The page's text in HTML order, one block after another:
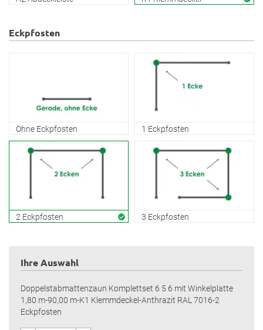
Eckpfosten
Ohne Eckpfosten 1 Eckpfosten
2 Eckpfosten 3 Eckpfosten
Ihre Auswahl
Doppelstabmattenzaun Komplettset 6 5 6 mit Winkelplatte
1,80 m-90,00 m-K1 Klemmdeckel-Anthrazit RAL 7016-2
Eckpfosten